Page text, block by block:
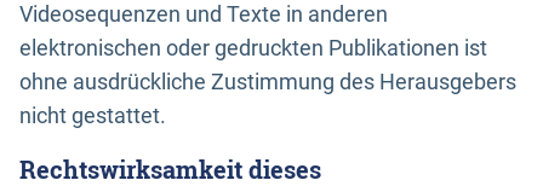
Videosequenzen und Texte in anderen
elektronischen oder gedruckten Publikationen ist
ohne ausdrückliche Zustimmung des Herausgebers
nicht gestattet.
Rechtswirksamkeit dieses